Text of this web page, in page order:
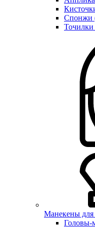
Спонжи
Точилки
Манекены для
Головы-